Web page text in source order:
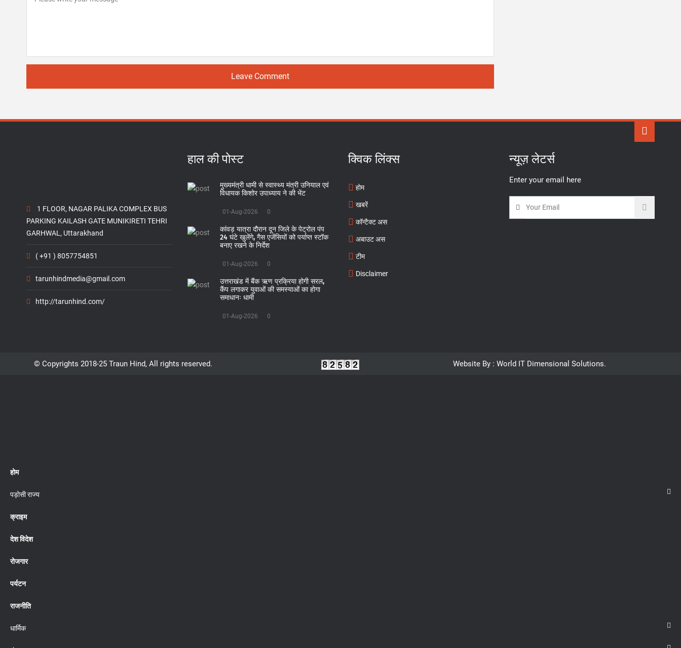
Leave Comment
1 FLOOR, NAGAR PALIKA COMPLEX BUS
PARKING KAILASH GATE MUNIKIRETI TEHRI
GARHWAL, Uttarakhand
( +91 ) 8057754851
tarunhindmedia@gmail.com
http://tarunhind.com/
हाल की पोस्ट
मुख्यमंत्री धामी से स्वास्थ्य मंत्री उनियाल एवं
विधायक किशोर उपाध्याय ने की भेंट
01-Aug-2026 0
कांवड़ यात्रा दौरान दून जिले के पेट्रोल पंप
24 घंटे खुलेंगे, गैस एजेंसियों को पर्याप्त स्टॉक
बनाए रखने के निर्देश
01-Aug-2026 0
उत्तराखंड में बैंक ऋण प्रक्रिया होगी सरल,
कैंप लगाकर युवाओं की समस्याओं का होगा
समाधानः धामी
01-Aug-2026 0
क्विक लिंक्स
होम
खबरें
कॉन्टैक्ट अस
अबाउट अस
टीम
Disclaimer
न्यूज़ लेटर्स
Enter your email here
© Copyrights 2018-25 Traun Hind, All rights reserved. Website By : World IT Dimensional Solutions.
होम
पड़ोसी राज्य
क्राइम
देश विदेश
रोजगार
पर्यटन
राजनीति
धार्मिक